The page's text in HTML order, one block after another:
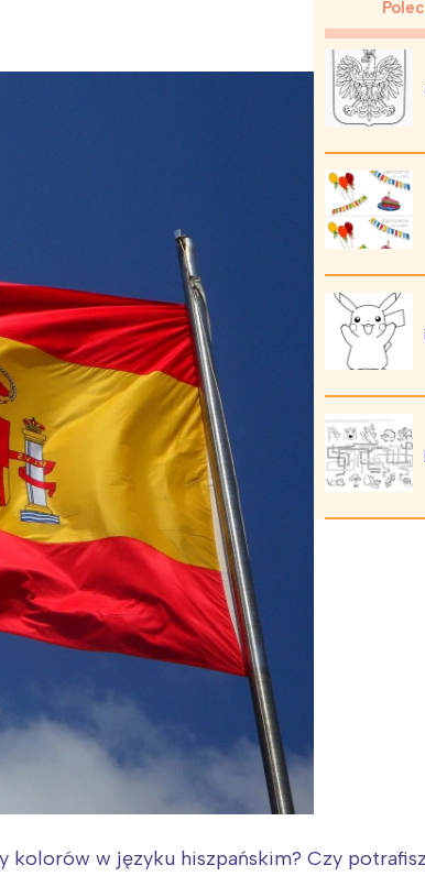
kolorów w języku hiszpańskim? Czy